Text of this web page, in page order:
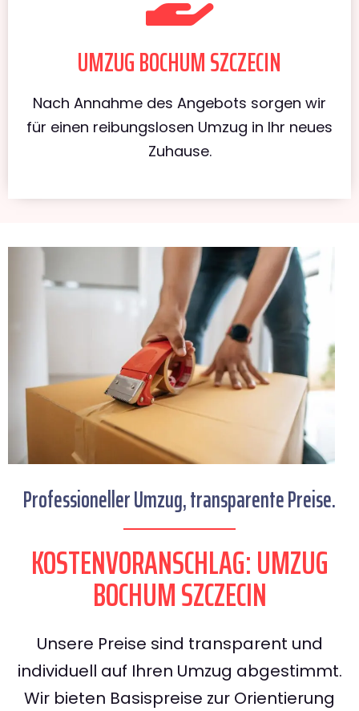
UMZUG BOCHUM SZCZECIN
Nach Annahme des Angebots sorgen wir
für einen reibungslosen Umzug in Ihr neues
Zuhause.
Professioneller Umzug, transparente Preise.
KOSTENVORANSCHLAG: UMZUG
BOCHUM SZCZECIN
Unsere Preise sind transparent und
individuell auf Ihren Umzug abgestimmt.
Wir bieten Basispreise zur Orientierung